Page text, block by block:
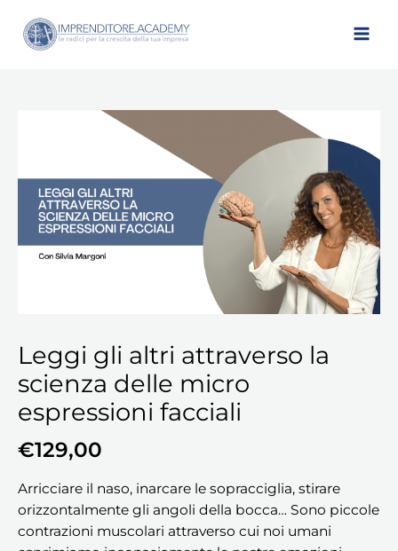
contenuto
Leggi gli altri attraverso la
scienza delle micro
espressioni facciali
€129,00
Arricciare il naso, inarcare le sopracciglia, stirare
orizzontalmente gli angoli della bocca… Sono piccole
contrazioni muscolari attraverso cui noi umani
attraverso
scienza
delle